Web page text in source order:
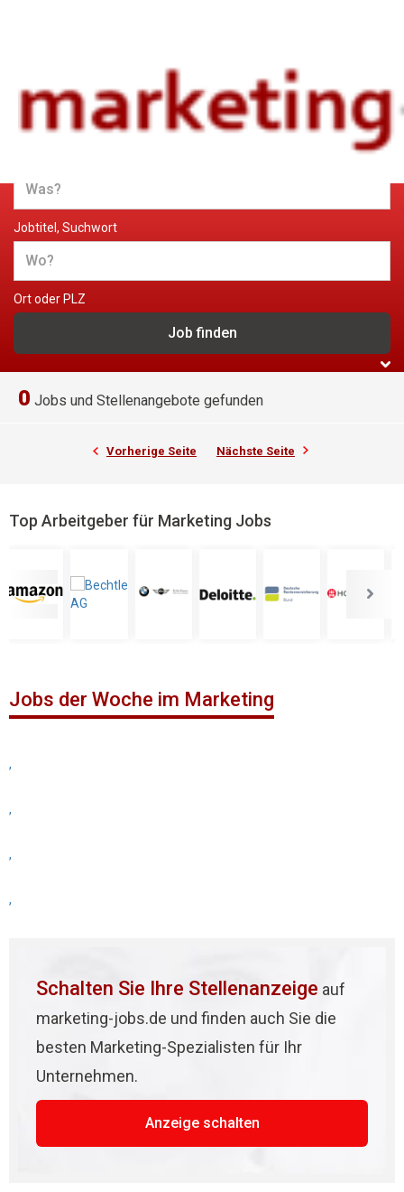
Jobs und Stellenangebote im
Marketing
Jobtitel, Suchwort
Ort oder PLZ
0 Jobs und Stellenangebote gefunden
Vorherige Seite Nächste Seite
Top Arbeitgeber für Marketing Jobs
Jobs der Woche im Marketing
,
,
,
,
Schalten Sie Ihre Stellenanzeige auf
marketing-jobs.de und finden auch Sie die
besten Marketing-Spezialisten für Ihr
Unternehmen.
Anzeige schalten